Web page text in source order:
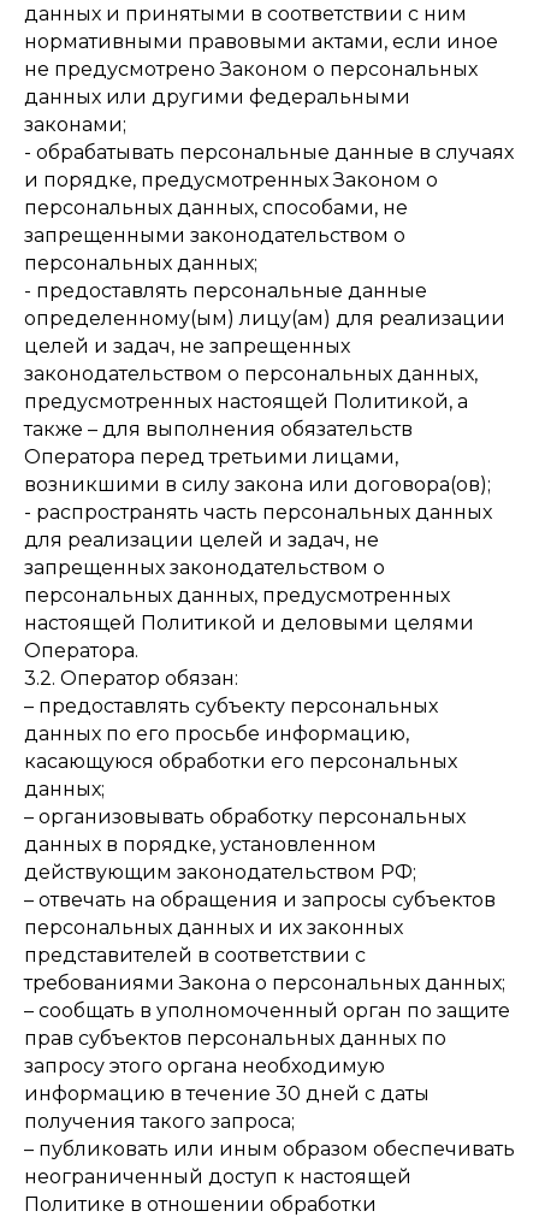
данных и принятыми в соответствии с ним
нормативными правовыми актами, если иное
не предусмотрено Законом о персональных
данных или другими федеральными
законами;
- обрабатывать персональные данные в случаях
и порядке, предусмотренных Законом о
персональных данных, способами, не
запрещенными законодательством о
персональных данных;
- предоставлять персональные данные
определенному(ым) лицу(ам) для реализации
целей и задач, не запрещенных
законодательством о персональных данных,
предусмотренных настоящей Политикой, а
также – для выполнения обязательств
Оператора перед третьими лицами,
возникшими в силу закона или договора(ов);
- распространять часть персональных данных
для реализации целей и задач, не
запрещенных законодательством о
персональных данных, предусмотренных
настоящей Политикой и деловыми целями
Оператора.
3.2. Оператор обязан:
– предоставлять субъекту персональных
данных по его просьбе информацию,
касающуюся обработки его персональных
данных;
– организовывать обработку персональных
данных в порядке, установленном
действующим законодательством РФ;
– отвечать на обращения и запросы субъектов
персональных данных и их законных
представителей в соответствии с
требованиями Закона о персональных данных;
– сообщать в уполномоченный орган по защите
прав субъектов персональных данных по
запросу этого органа необходимую
информацию в течение 30 дней с даты
получения такого запроса;
– публиковать или иным образом обеспечивать
неограниченный доступ к настоящей
Политике в отношении обработки